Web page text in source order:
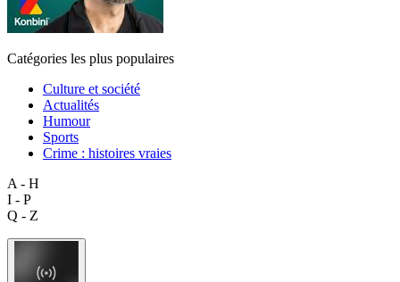
Catégories les plus populaires
Culture et société
Actualités
Humour
Sports
Crime : histoires vraies
A - H
I - P
Q - Z